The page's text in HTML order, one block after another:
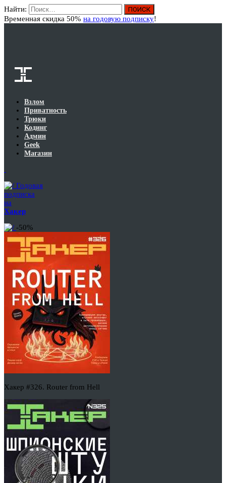
Найти:
Временная скидка 50% на годовую подписку!
Взлом
Приватность
Трюки
Кодинг
Админ
Geek
Магазин
Годовая
подписка
на
Хакер
-50%
Хакер #326. Router from Hell